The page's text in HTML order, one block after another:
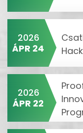
2026
ÁPR 24
2026
ÁPR 22